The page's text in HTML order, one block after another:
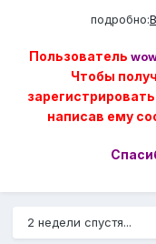
подробно:
Пользователь
Чтобы
написав ему
2 недели спустя...